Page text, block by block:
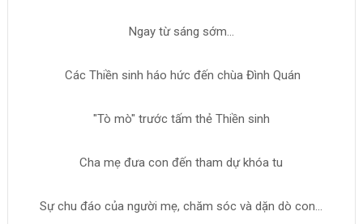
Ngay từ sáng sớm...
Các Thiền sinh háo hức đến chùa Đình Quán
"Tò mò" trước tấm thẻ Thiền sinh
Cha mẹ đưa con đến tham dự khóa tu
Sự chu đáo của người mẹ, chăm sóc và dặn dò con...